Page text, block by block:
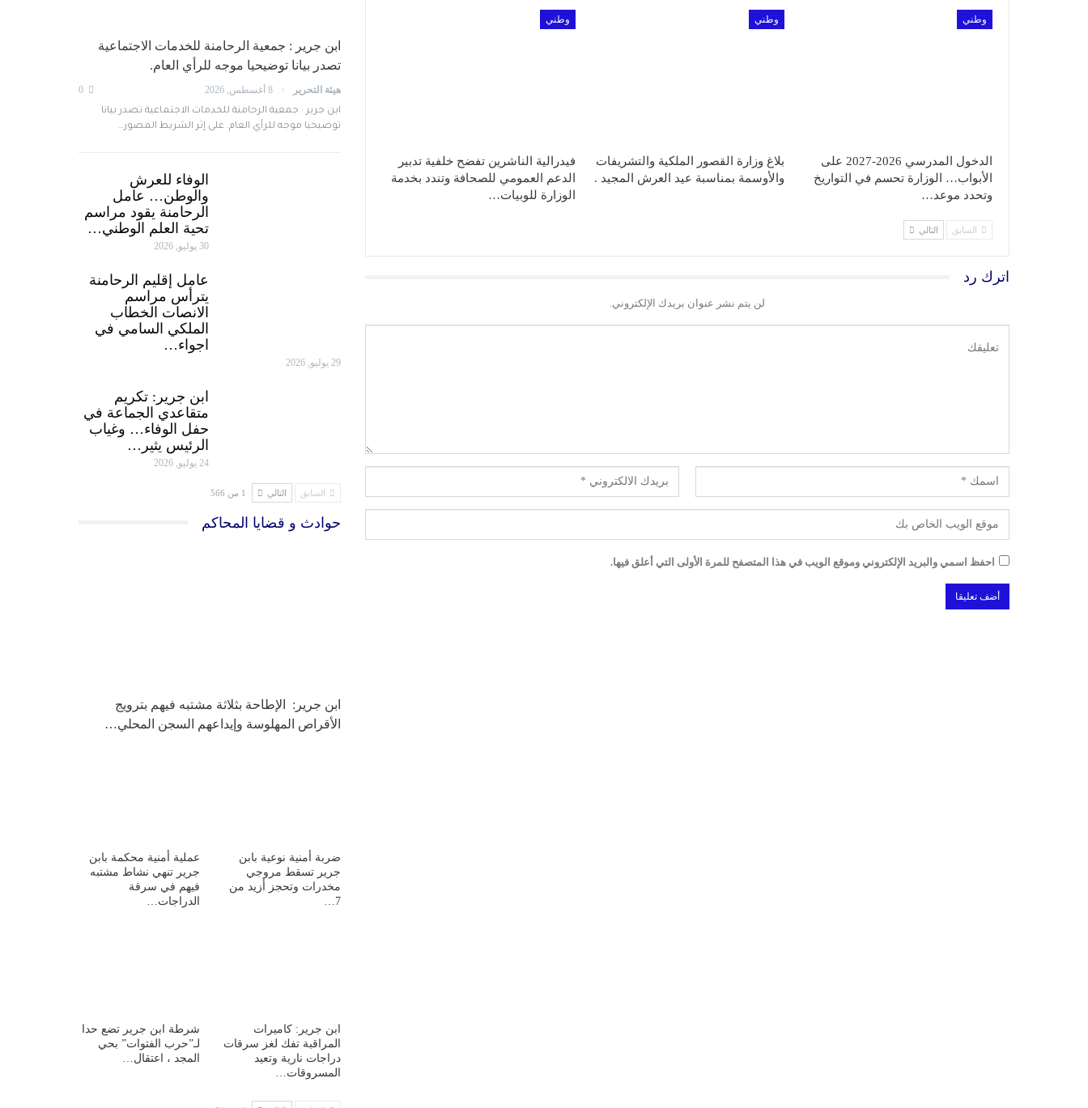
وطني
الدخول المدرسي 2026-2027 على
الأبواب… الوزارة تحسم في التواريخ
وتحدد موعد…
وطني
بلاغ وزارة القصور الملكية والتشريفات
والأوسمة بمناسبة عيد العرش المجيد .
وطني
فيدرالية الناشرين تفضح خلفية تدبير
الدعم العمومي للصحافة وتندد بخدمة
الوزارة للوبيات…
السابق التالي
اترك رد
لن يتم نشر عنوان بريدك الإلكتروني.
احفظ اسمي والبريد الإلكتروني وموقع الويب في هذا المتصفح للمرة الأولى التي أعلق فيها.
ابن جرير : جمعية الرحامنة للخدمات الاجتماعية
تصدر بيانا توضيحيا موجه للرأي العام.
هيئة التحرير 8 أغسطس, 2026
ابن جرير : جمعية الرحامنة للخدمات الاجتماعية تصدر بيانا
توضيحيا موجه للرأي العام. على إثر الشريط المصور…
الوفاء للعرش
والوطن… عامل
الرحامنة يقود مراسم
تحية العلم الوطني…
30 يوليو, 2026
عامل إقليم الرحامنة
يترأس مراسم
الانصات الخطاب
الملكي السامي في
اجواء…
29 يوليو, 2026
ابن جرير: تكريم
متقاعدي الجماعة في
حفل الوفاء… وغياب
الرئيس يثير…
24 يوليو, 2026
السابق التالي 1 من 566
حوادث و قضايا المحاكم
ابن جرير: الإطاحة بثلاثة مشتبه فيهم بترويج
الأقراص المهلوسة وإيداعهم السجن المحلي…
ضربة أمنية نوعية بابن
جرير تسقط مروجي
مخدرات وتحجز أزيد من
7…
عملية أمنية محكمة بابن
جرير تنهي نشاط مشتبه
فيهم في سرقة
الدراجات…
ابن جرير: كاميرات
المراقبة تفك لغز سرقات
دراجات نارية وتعيد
المسروقات…
شرطة ابن جرير تضع حدا
لـ”حرب الفتوات” بحي
المجد ، اعتقال…